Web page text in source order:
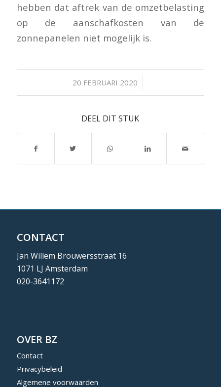
hebben dat aftrek van de omzetbelasting
op de aanschafkosten van de
zonnepanelen niet mogelijk is.
20 FEBRUARI 2020
/
DEEL DIT STUK
CONTACT
Jan Willem Brouwersstraat 16
1071 LJ Amsterdam
020-3641172
OVER BZ
Contact
Privacybeleid
Algemene voorwaarden